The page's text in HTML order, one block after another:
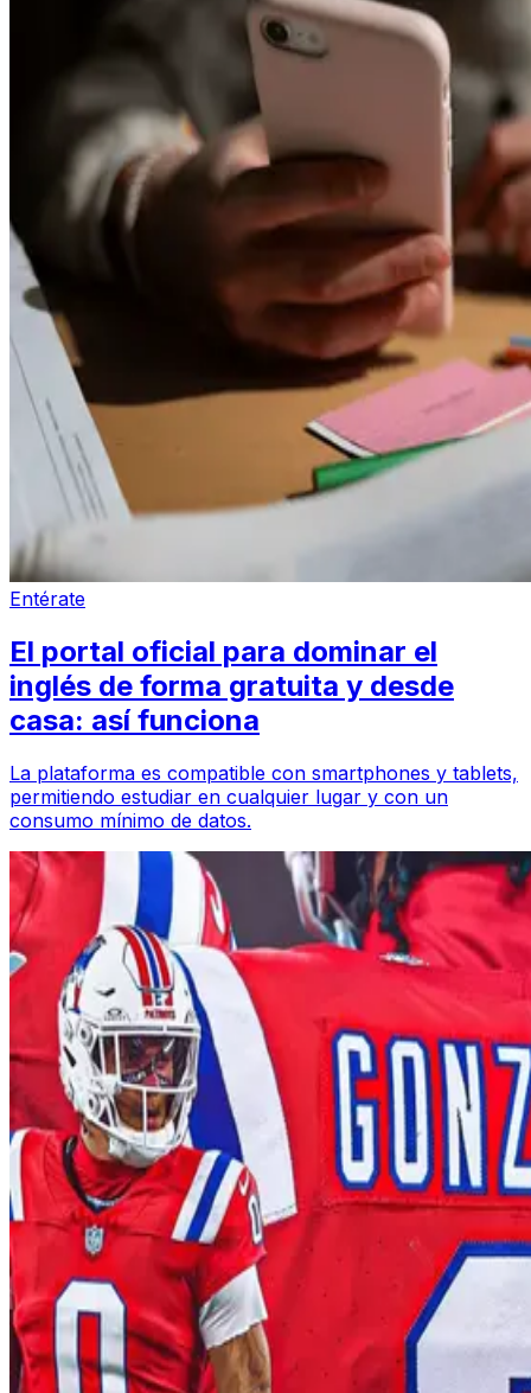
Entérate
El portal oficial para dominar el
inglés de forma gratuita y desde
casa: así funciona
La plataforma es compatible con smartphones y tablets,
permitiendo estudiar en cualquier lugar y con un
consumo mínimo de datos.